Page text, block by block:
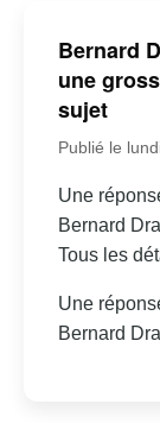
Bernard
une
sujet
Publié le
Une
Bernard
Tous les
Une
Bernard